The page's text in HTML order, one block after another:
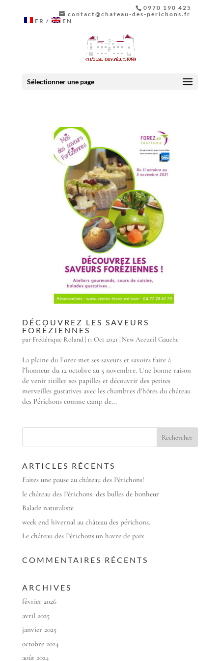
0970 190 425
contact@chateau-des-perichons.fr
FR
EN
Sélectionner une page
DÉCOUVREZ LES SAVEURS
FORÉZIENNES
par Frédérique Roland| 11 Oct 2021 | New Accueil Gauche
La plaine du Forez met ses saveurs et savoirs faire à
l’honneur du 12 octobre au 5 novembre. Une bonne raison
de venir titiller ses papilles et découvrir des petites
merveilles gustatives avec les chambres d’hôtes du château
des Périchons comme camp de...
ARTICLES RÉCENTS
Faites une pause au château des Périchons!
le château des Périchons: des bulles de bonheur
Balade naturaliste
week end hivernal au château des périchons.
Le château des Périchons:un havre de paix
COMMENTAIRES RÉCENTS
ARCHIVES
février 2026
avril 2025
janvier 2025
octobre 2024
août 2024